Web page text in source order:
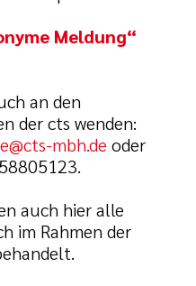
Meldung“
an den
der cts wenden:
mbh.de oder
auch hier alle
im Rahmen der